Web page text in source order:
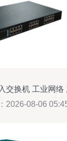
交换机 工业网络
论坛 下载 供应商
2026-08-06